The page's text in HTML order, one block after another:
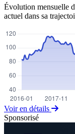
Évolution mensuelle
actuel dans sa
Voir en détails
Sponsorisé